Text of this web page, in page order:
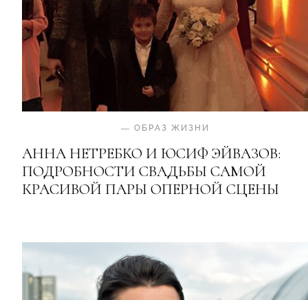
— ОБРАЗ ЖИЗНИ
АННА НЕТРЕБКО И ЮСИФ ЭЙВАЗОВ:
ПОДРОБНОСТИ СВАДЬБЫ САМОЙ
КРАСИВОЙ ПАРЫ ОПЕРНОЙ СЦЕНЫ